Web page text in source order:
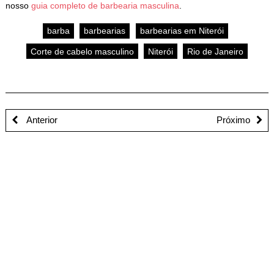
nosso guia completo de barbearia masculina
barba barbearias barbearias em Niterói
Corte de cabelo masculino Niterói Rio de Janeiro
Anterior Próximo